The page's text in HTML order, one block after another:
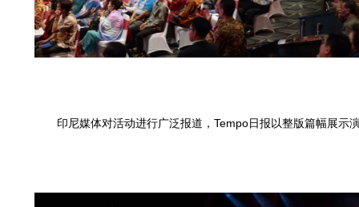
印尼媒体对活动进行广泛报道，Tempo日报以整版篇幅展示